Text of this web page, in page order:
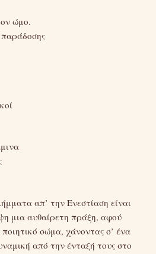
ώμο.
παράδοσης
απ’ την Ενεστίαση είναι
μια αυθαίρετη πράξη, αφού
σώμα, χάνοντας σ’ ένα
από την ένταξή τους στο